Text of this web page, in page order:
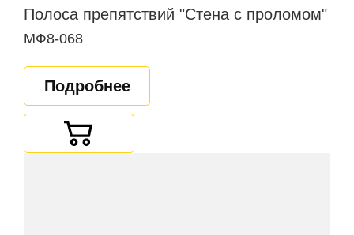
Полоса препятствий "Стена с проломом"
МФ8-068
Подробнее